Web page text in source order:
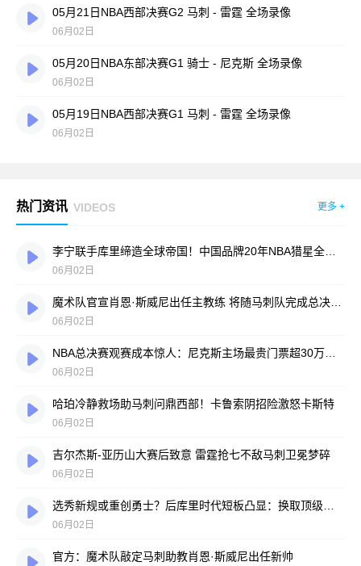
05月21日NBA西部决赛G2 马刺 - 雷霆 全场录像
06月02日
05月20日NBA东部决赛G1 骑士 - 尼克斯 全场录像
06月02日
05月19日NBA西部决赛G1 马刺 - 雷霆 全场录像
06月02日
热门资讯 VIDEOS 更多 +
06月02日
06月02日
06月02日
哈珀冷静救场助马刺问鼎西部！卡鲁索阴招险激怒卡斯特
06月02日
吉尔杰斯-亚历山大赛后致意 雷霆抢七不敌马刺卫冕梦碎
06月02日
06月02日
官方：魔术队敲定马刺助教肖恩·斯威尼出任新帅